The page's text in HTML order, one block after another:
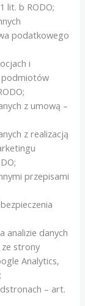
lit. b RODO;
podatkowego
i
podmiotów
z umową –
z realizacją
przepisami
analizie danych
strony
Analytics,
– art.